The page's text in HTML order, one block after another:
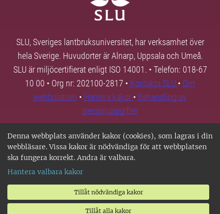
Denna webbplats använder kakor (cookies), som lagras i din
webbläsare. Vissa kakor är nödvändiga för att webbplatsen
ska fungera korrekt. Andra är valbara.
Hantera valbara kakor
Tillåt nödvändiga kakor
Tillåt alla kakor
SLU, Sveriges lantbruksuniversitet, har verksamhet över
hela Sverige. Huvudorter är Alnarp, Uppsala och Umeå.
SLU är miljöcertifierat enligt ISO 14001. • Telefon: 018-67
10 00 • Org nr: 202100-2817 • Kontakta SLU • Om
webbplatsen • Hantera kakor • Behandling av
personuppgifter